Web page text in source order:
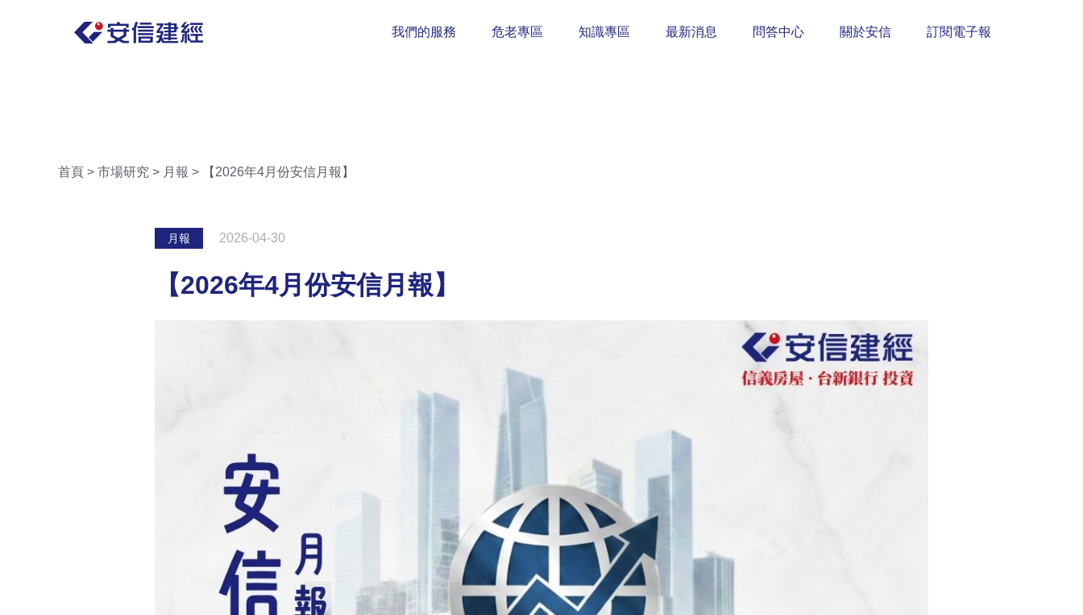
我們的服務 危老專區 知識專區 最新消息 問答中心 關於安信 訂閱電子報
首頁 > 市場研究 > 月報 > 【2026年4月份安信月報】
月報 2026-04-30
【2026年4月份安信月報】